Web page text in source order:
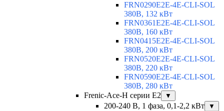
FRN0290E2E-4E-CLI-SOL
380В, 132 кВт
FRN0361E2E-4E-CLI-SOL
380В, 160 кВт
FRN0415E2E-4E-CLI-SOL
380В, 200 кВт
FRN0520E2E-4E-CLI-SOL
380В, 220 кВт
FRN0590E2E-4E-CLI-SOL
380В, 280 кВт
Frenic-Ace-H серии E2
▼
200-240 В, 1 фаза, 0,1-2,2 кВт ▼